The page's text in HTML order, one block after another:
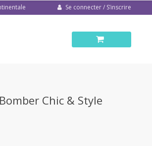
Se connecter / S’inscrire
Chic & Style